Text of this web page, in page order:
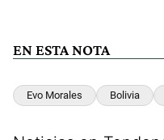
EN ESTA NOTA
Evo Morales Bolivia